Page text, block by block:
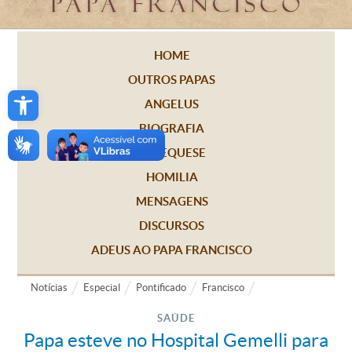
Open toolbar
HOME
OUTROS PAPAS
ANGELUS
BIOGRAFIA
CATEQUESE
HOMILIA
MENSAGENS
DISCURSOS
ADEUS AO PAPA FRANCISCO
Notícias Especial Pontificado Francisco
SAÚDE
Papa esteve no Hospital Gemelli para